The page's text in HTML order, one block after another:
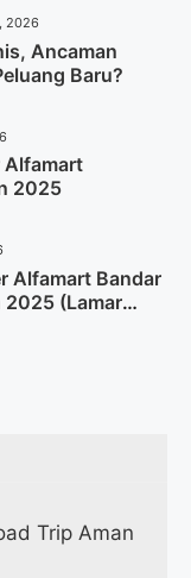
2026
Ancaman
Baru?
Alfamart
2025
Alfamart Bandar
2025 (Lamar
Trip Aman